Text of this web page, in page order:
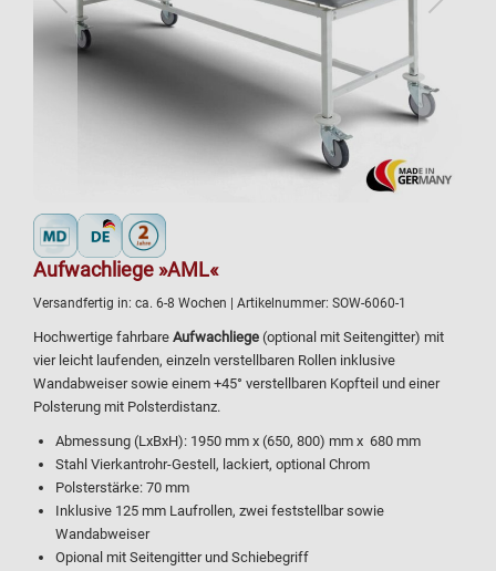
Aufwachliege »AML«
Versandfertig in: ca. 6-8 Wochen | Artikelnummer: SOW-6060-1
Hochwertige fahrbare Aufwachliege (optional mit Seitengitter) mit
vier leicht laufenden, einzeln verstellbaren Rollen inklusive
Wandabweiser sowie einem +45° verstellbaren Kopfteil und einer
Polsterung mit Polsterdistanz.
Abmessung (LxBxH): 1950 mm x (650, 800) mm x 680 mm
Stahl Vierkantrohr-Gestell, lackiert, optional Chrom
Polsterstärke: 70 mm
Inklusive 125 mm Laufrollen, zwei feststellbar sowie
Wandabweiser
Opional mit Seitengitter und Schiebegriff